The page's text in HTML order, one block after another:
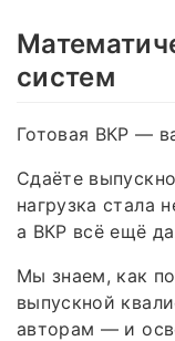
систем
Готовая ВКР —
Сдаёте
нагрузка стала
а ВКР всё ещё
Мы знаем, как
выпускной
авторам — и